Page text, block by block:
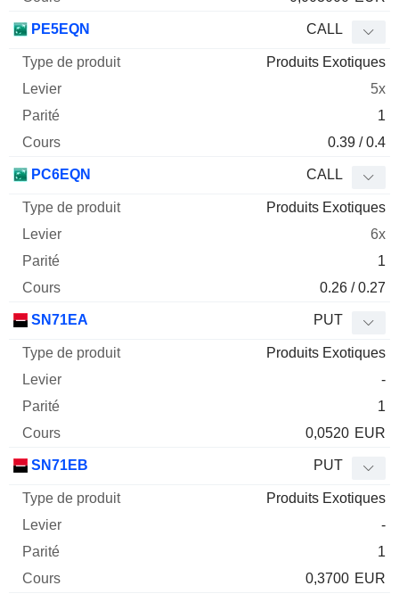
PE5EQN CALL
Produits Exotiques
5x
1
0.39 / 0.4
PC6EQN CALL
Produits Exotiques
6x
1
0.26 / 0.27
SN71EA PUT
Produits Exotiques
-
1
0,0520 EUR
SN71EB PUT
Produits Exotiques
-
1
0,3700 EUR